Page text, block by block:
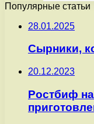
Популярные статьи
28.01.2025
Сырники,
20.12.2023
Ростбиф